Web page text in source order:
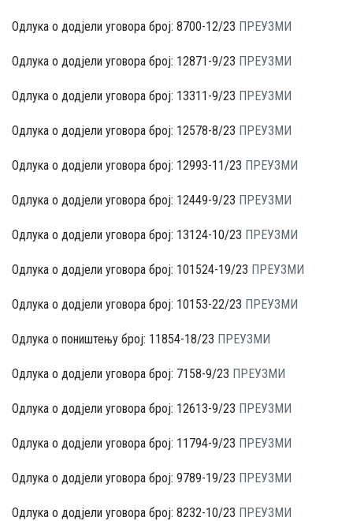
Одлука о додјели уговора број: 8700-12/23 ПРЕУЗМИ
Одлука о додјели уговора број: 12871-9/23 ПРЕУЗМИ
Одлука о додјели уговора број: 13311-9/23 ПРЕУЗМИ
Одлука о додјели уговора број: 12578-8/23 ПРЕУЗМИ
Одлука о додјели уговора број: 12993-11/23 ПРЕУЗМИ
Одлука о додјели уговора број: 12449-9/23 ПРЕУЗМИ
Одлука о додјели уговора број: 13124-10/23 ПРЕУЗМИ
Одлука о додјели уговора број: 101524-19/23 ПРЕУЗМИ
Одлука о додјели уговора број: 10153-22/23 ПРЕУЗМИ
Одлука о поништењу број: 11854-18/23 ПРЕУЗМИ
Одлука о додјели уговора број: 7158-9/23 ПРЕУЗМИ
Одлука о додјели уговора број: 12613-9/23 ПРЕУЗМИ
Одлука о додјели уговора број: 11794-9/23 ПРЕУЗМИ
Одлука о додјели уговора број: 9789-19/23 ПРЕУЗМИ
Одлука о додјели уговора број: 8232-10/23 ПРЕУЗМИ